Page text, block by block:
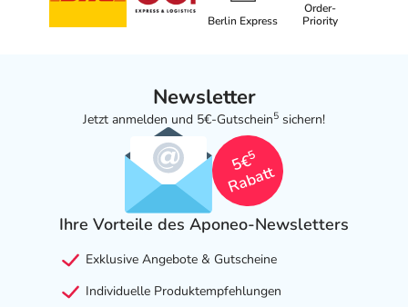
Berlin Express
Order-
Priority
Newsletter
Jetzt anmelden und 5€-Gutschein5 sichern!
5€
5
Rabatt
Ihre Vorteile des Aponeo-Newsletters
Exklusive Angebote & Gutscheine
Individuelle Produktempfehlungen